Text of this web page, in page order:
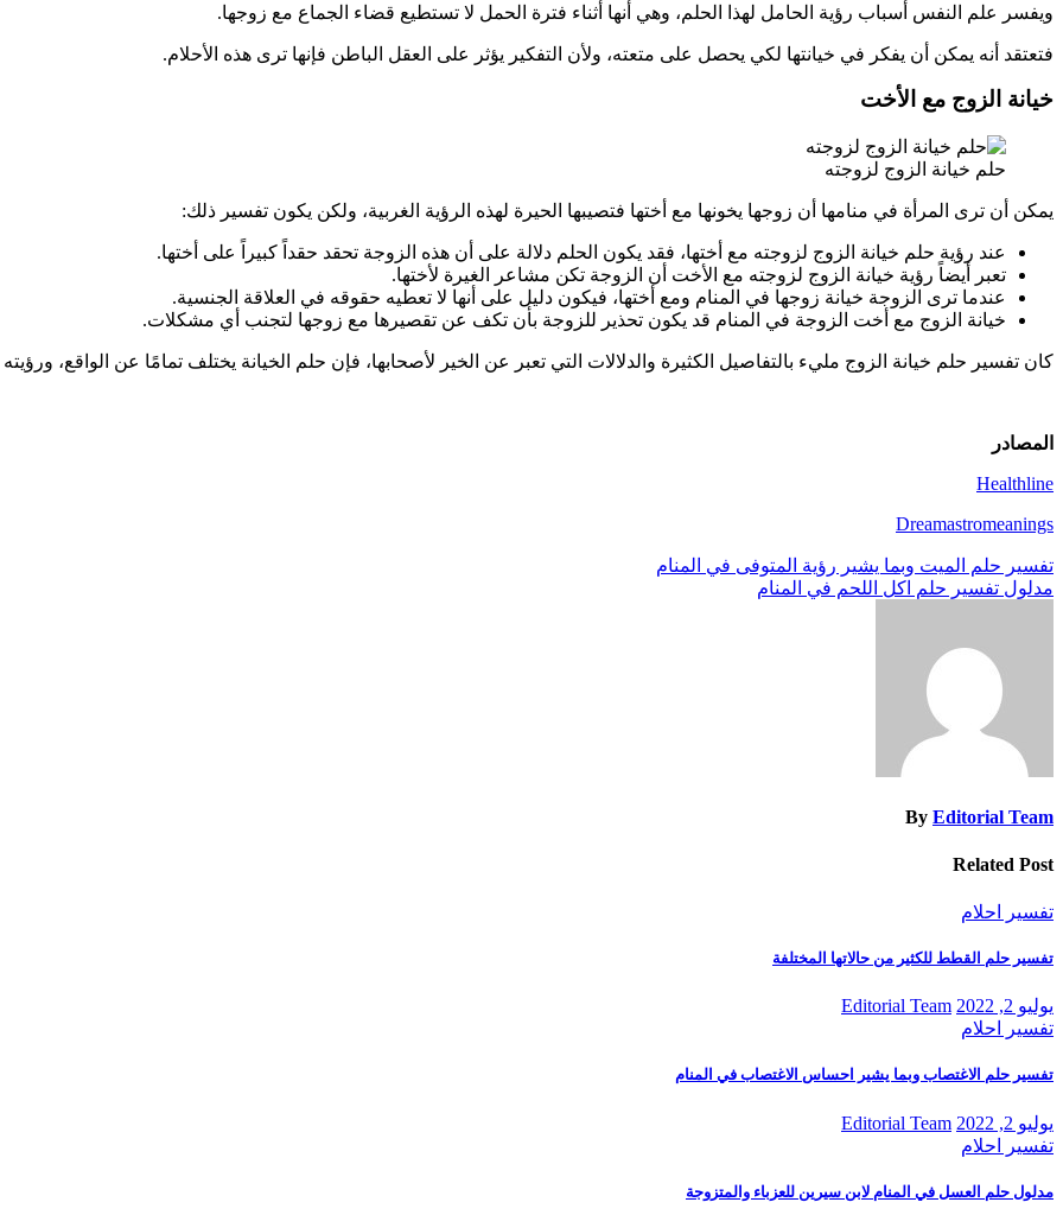
ويفسر علم النفس أسباب رؤية الحامل لهذا الحلم، وهي أنها أثناء فترة الحمل لا تستطيع قضاء الجماع مع زوجها.
فتعتقد أنه يمكن أن يفكر في خيانتها لكي يحصل على متعته، ولأن التفكير يؤثر على العقل الباطن فإنها ترى هذه الأحلام.
خيانة الزوج مع الأخت
حلم خيانة الزوج لزوجته
يمكن أن ترى المرأة في منامها أن زوجها يخونها مع أختها فتصيبها الحيرة لهذه الرؤية الغربية، ولكن يكون تفسير ذلك:
عند رؤية حلم خيانة الزوج لزوجته مع أختها، فقد يكون الحلم دلالة على أن هذه الزوجة تحقد حقداً كبيراً على أختها.
تعبر أيضاً رؤية خيانة الزوج لزوجته مع الأخت أن الزوجة تكن مشاعر الغيرة لأختها.
عندما ترى الزوجة خيانة زوجها في المنام ومع أختها، فيكون دليل على أنها لا تعطيه حقوقه في العلاقة الجنسية.
خيانة الزوج مع أخت الزوجة في المنام قد يكون تحذير للزوجة بأن تكف عن تقصيرها مع زوجها لتجنب أي مشكلات.
كان تفسير حلم خيانة الزوج مليء بالتفاصيل الكثيرة والدلالات التي تعبر عن الخير لأصحابها، فإن حلم الخيانة يختلف تمامًا عن الواقع،
المصادر
Healthline
Dreamastromeanings
تصفّح
المقالات
تفسير حلم الميت وبما يشير رؤية المتوفى في المنام
مدلول تفسير حلم اكل اللحم في المنام
By Editorial Team
Related Post
تفسير احلام
تفسير حلم القطط للكثير من حالاتها المختلفة
يوليو 2, 2022
Editorial Team
تفسير احلام
تفسير حلم الاغتصاب وبما يشير احساس الاغتصاب في المنام
يوليو 2, 2022
Editorial Team
تفسير احلام
مدلول حلم العسل في المنام لابن سيرين للعزباء والمتزوجة